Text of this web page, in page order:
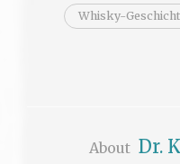
Whisky-
About Dr.